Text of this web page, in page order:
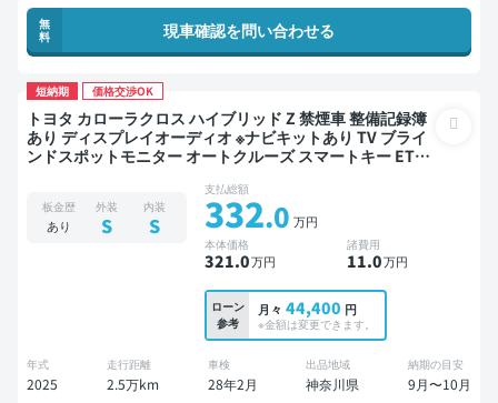
無
料
現車確認を問い合わせる
短納期 価格交渉OK
トヨタ カローラクロス ハイブリッド Z 禁煙車 整備記録簿
あり ディスプレイオーディオ ※ナビキットあり TV ブライ
ンドスポットモニター オートクルーズ スマートキー ETC
板金歴
あり
外装
S
内装
S
支払総額
332.0 万円
本体価格
321.0万円
諸費用
11.0万円
ローン
参考
月々 44,400 円
※金額は変更できます。
年式
2025
走行距離
2.5万km
車検
28年2月
出品地域
神奈川県
納期の目安
9月〜10月